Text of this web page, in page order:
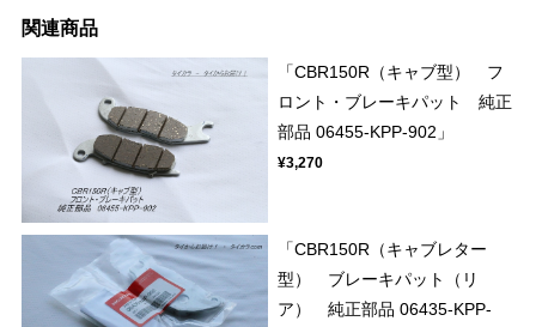
関連商品
「CBR150R（キャブ型） フ
ロント・ブレーキパット 純正
部品 06455-KPP-902」
¥3,270
「CBR150R（キャブレター
型） ブレーキパット（リ
ア） 純正部品 06435-KPP-